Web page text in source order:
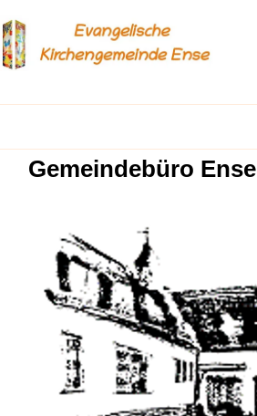
Gemeindebüro Ense